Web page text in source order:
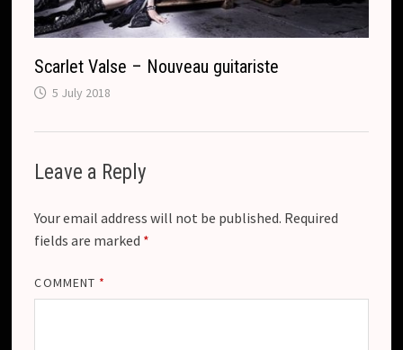
Scarlet Valse – Nouveau guitariste
5 July 2018
Leave a Reply
Your email address will not be published. Required
fields are marked *
COMMENT *